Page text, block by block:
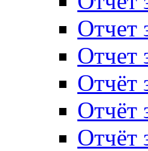
Отчет
Отчет
Отчёт
Отчёт
Отчёт